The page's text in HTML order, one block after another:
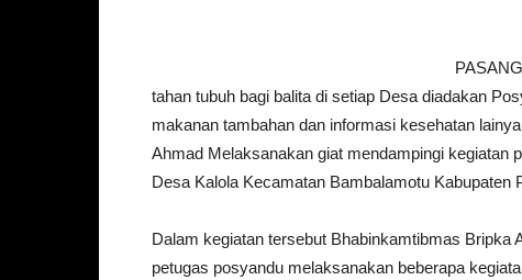
tahan tubuh bagi balita di setiap Desa diadakan
makanan tambahan dan informasi kesehatan
Ahmad Melaksanakan giat mendampingi kegiatan
Desa Kalola Kecamatan Bambalamotu Kabupaten
Dalam kegiatan tersebut Bhabinkamtibmas Bripka
petugas posyandu melaksanakan beberapa